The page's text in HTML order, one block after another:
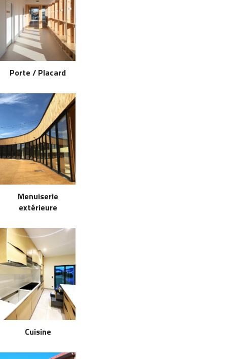
Porte / Placard
Menuiserie
extérieure
Cuisine